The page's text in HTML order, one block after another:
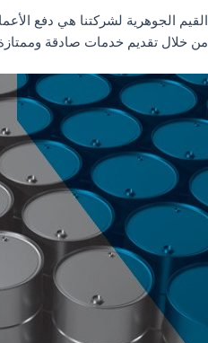
القيم الجوهرية لشركتنا هي دفع
من خلال تقديم خدمات صادقة وممتازة